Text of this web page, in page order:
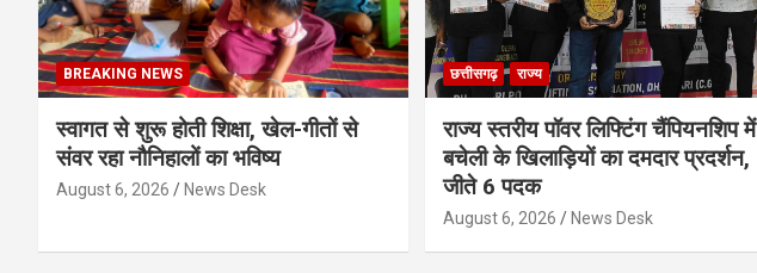
BREAKING NEWS
स्वागत से शुरू होती शिक्षा, खेल-गीतों से
संवर रहा नौनिहालों का भविष्य
August 6, 2026 News Desk
छत्तीसगढ़ राज्य
राज्य स्तरीय पॉवर लिफ्टिंग चैंपियनशिप में
बचेली के खिलाड़ियों का दमदार प्रदर्शन,
जीते 6 पदक
August 6, 2026 News Desk